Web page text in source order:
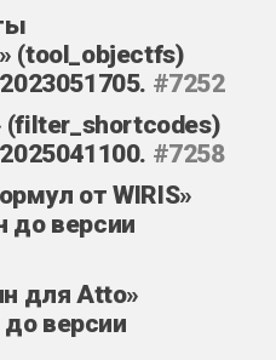
(tool_objectfs)
#7252
#7258
от WIRIS»
до версии
для Atto»
версии